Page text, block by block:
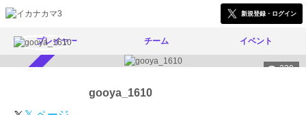
新規登録・ログイン
プレイヤー チーム イベント
229
gooya_1610